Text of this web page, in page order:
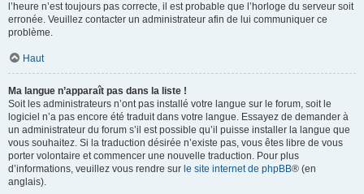
l’heure n’est toujours pas correcte, il est probable que l’horloge du serveur soit
erronée. Veuillez contacter un administrateur afin de lui communiquer ce
problème.
Haut
Ma langue n’apparaît pas dans la liste !
Soit les administrateurs n’ont pas installé votre langue sur le forum, soit le
logiciel n’a pas encore été traduit dans votre langue. Essayez de demander à
un administrateur du forum s’il est possible qu’il puisse installer la langue que
vous souhaitez. Si la traduction désirée n’existe pas, vous êtes libre de vous
porter volontaire et commencer une nouvelle traduction. Pour plus
d’informations, veuillez vous rendre sur le site internet de phpBB® (en
anglais).